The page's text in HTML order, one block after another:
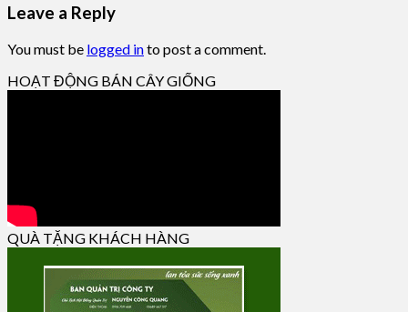
Leave a Reply
You must be logged into post a comment.
HOẠT ĐỘNG BÁN CÂY GIỐNG
QUÀ TẶNG KHÁCH HÀNG